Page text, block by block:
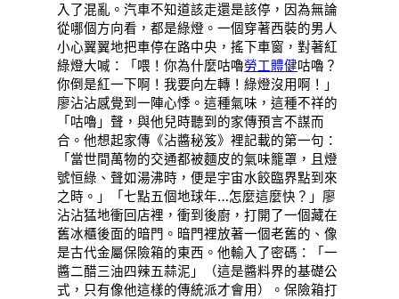
入了混亂。汽車不知道該走還是該停，因為無論
從哪個方向看，都是綠燈。一個穿著西裝的男人
小心翼翼地把車停在路中央，搖下車窗，對著紅
綠燈大喊：「喂！你為什麼咕嚕勞工體健咕嚕？
你倒是紅一下啊！我要向左轉！綠燈沒用啊！」
廖沾沾感覺到一陣心悸。這種氣味，這種不祥的
「咕嚕」聲，與他兒時聽到的家傳預言不謀而
合。他想起家傳《沾醬秘笈》裡記載的第一句：
「當世間萬物的交通都被麵皮的氣味籠罩，且燈
號恒綠、聲如湯沸時，便是宇宙水餃臨界點到來
之時。」「七點五個地球年…怎麼這麼快？」廖
沾沾猛地衝回店裡，衝到後廚，打開了一個藏在
舊冰櫃後面的暗門。暗門裡放著一個老舊的、像
是古代金屬保險箱的東西。他輸入了密碼：「一
醬二醋三油四辣五蒜泥」（這是醬料界的基礎公
式，只有像他這樣的傳統派才會用）。保險箱打